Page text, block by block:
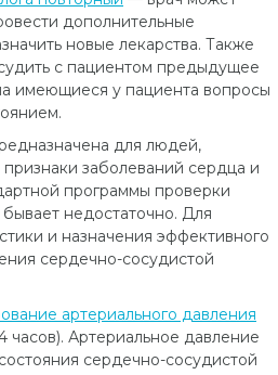
дополнительные
новые лекарства. Также
с пациентом предыдущее
имеющиеся у пациента вопросы
для людей,
заболеваний сердца и
программы проверки
недостаточно. Для
и назначения эффективного
сердечно-сосудистой
артериального давления
часов). Артериальное давление
сердечно-сосудистой